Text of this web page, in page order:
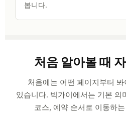
봅니다.
처음 알아볼 때
처음에는 어떤 페이지부터
있습니다. 빅가이에서는 기본 의
코스, 예약 순서로 이동하